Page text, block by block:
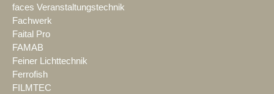
faces Veranstaltungstechnik
Fachwerk
Faital Pro
FAMAB
Feiner Lichttechnik
Ferrofish
FILMTEC